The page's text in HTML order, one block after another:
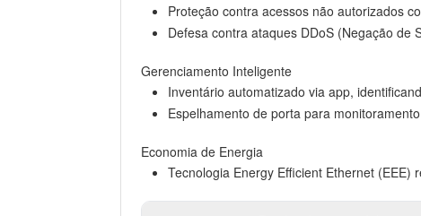
Proteção contra acessos não autorizados
Defesa contra ataques DDoS (Negação de
Gerenciamento Inteligente
Inventário automatizado via app,
Espelhamento de porta para
Economia de Energia
Tecnologia Energy Efficient Ethernet (EEE)